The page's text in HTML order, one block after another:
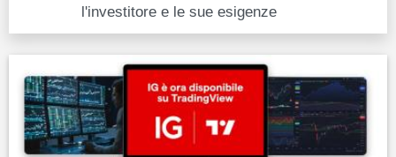
l'investitore e le sue esigenze